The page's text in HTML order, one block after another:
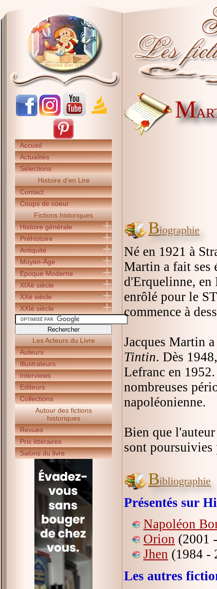
Accueil
Actualités
Sélections
Histoire d'en Lire
Contact
Coups de coeur
Fictions historiques
Histoire générale
Préhistoire
Antiquité
Moyen-Âge
Epoque Moderne
XIXè siècle
XXè siècle
XXIè siècle
Les Acteurs du Livre
Auteurs
Illustrateurs
Interviews
Editeurs
Collections
Autour des fictions
historiques
Revues
Prix littéraires
Salons du livre
M
Biographie
Né en 1921 à
Martin a fait ses
d'Erquelinne, en
enrôlé pour le
commence à
Jacques Martin
Tintin. Dès
Lefranc en
nombreuses
napoléonienne.
Bien que
sont poursuivies
Bibliographie
Présentés sur
Napoléon
Orion (2001
Jhen (1984 -
Les autres